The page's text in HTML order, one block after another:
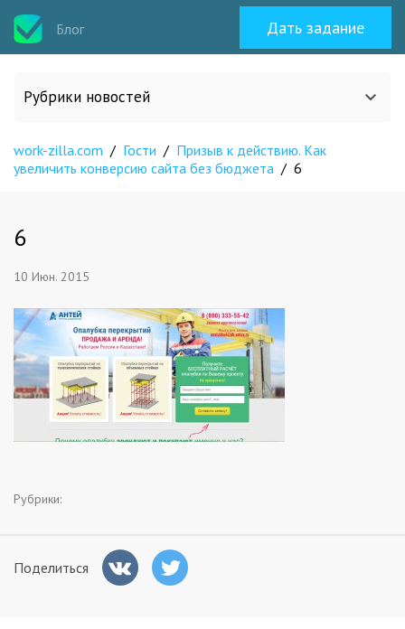
Блог Дать задание
Рубрики новостей
Все статьи
Новости сервиса
Исполнителям
Заказчикам
work-zilla.com / Гости / Призыв к действию. Как
увеличить конверсию сайта без бюджета / 6
6
10 Июн. 2015
Рубрики:
Поделиться